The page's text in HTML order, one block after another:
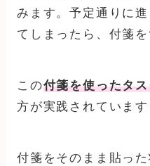
みます。予定通りに
てしまったら、付箋を
この付箋を使ったタ
方が実践されています
付箋をそのまま貼っ